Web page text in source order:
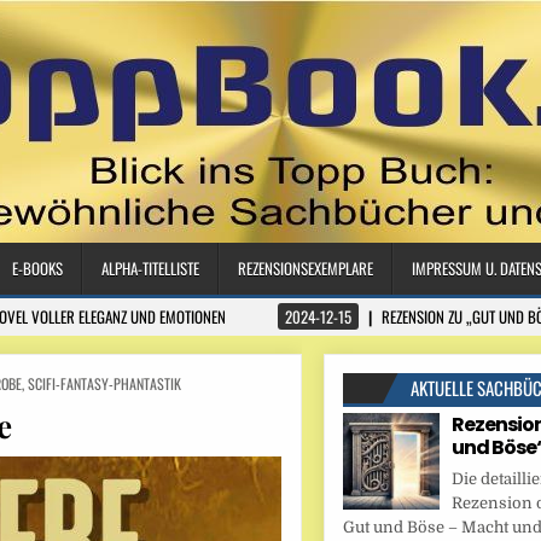
E-BOOKS ALPHA-TITELLISTE REZENSIONSEXEMPLARE
IMPRESSUM U.
VOLLER ELEGANZ UND EMOTIONEN 2024-12-15 REZENSION ZU „GUT UND
,SCIFI-FANTASY-PHANTASTIK AKTUELLE
und
Die
Rezension
Gut und Böse – Macht